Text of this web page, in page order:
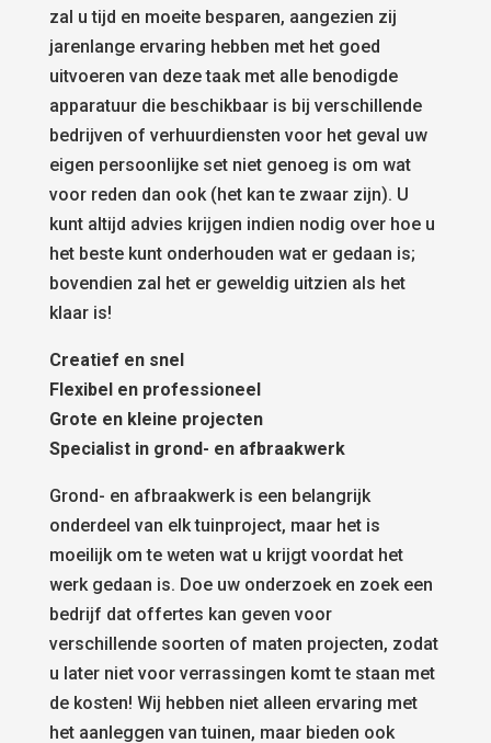
zal u tijd en moeite besparen, aangezien zij
jarenlange ervaring hebben met het goed
uitvoeren van deze taak met alle benodigde
apparatuur die beschikbaar is bij verschillende
bedrijven of verhuurdiensten voor het geval uw
eigen persoonlijke set niet genoeg is om wat
voor reden dan ook (het kan te zwaar zijn). U
kunt altijd advies krijgen indien nodig over hoe u
het beste kunt onderhouden wat er gedaan is;
bovendien zal het er geweldig uitzien als het
klaar is!
Creatief en snel
Flexibel en professioneel
Grote en kleine projecten
Specialist in grond- en afbraakwerk
Grond- en afbraakwerk is een belangrijk
onderdeel van elk tuinproject, maar het is
moeilijk om te weten wat u krijgt voordat het
werk gedaan is. Doe uw onderzoek en zoek een
bedrijf dat offertes kan geven voor
verschillende soorten of maten projecten, zodat
u later niet voor verrassingen komt te staan met
de kosten! Wij hebben niet alleen ervaring met
het aanleggen van tuinen, maar bieden ook